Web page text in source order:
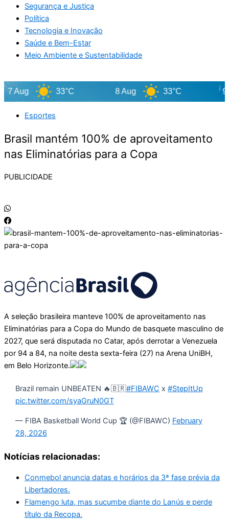
Segurança e Justiça
Política
Tecnologia e Inovação
Saúde e Bem-Estar
Meio Ambiente e Sustentabilidade
Aug 33°C 8 Aug 33°C 9
Esportes
Brasil mantém 100% de aproveitamento
nas Eliminatórias para a Copa
PUBLICIDADE
A seleção brasileira manteve 100% de aproveitamento nas
Eliminatórias para a Copa do Mundo de basquete masculino de
2027, que será disputada no Catar, após derrotar a Venezuela
por 94 a 84, na noite desta sexta-feira (27) na Arena UniBH,
em Belo Horizonte.
Brazil remain UNBEATEN 🔥🇧🇷#FIBAWC x #StepItUp
pic.twitter.com/syaGruN0GT
— FIBA Basketball World Cup 🏆 (@FIBAWC) February
28, 2026
Notícias relacionadas:
Conmebol anuncia datas e horários da 3ª fase prévia da
Libertadores.
Flamengo luta, mas sucumbe diante do Lanús e perde
título da Recopa.